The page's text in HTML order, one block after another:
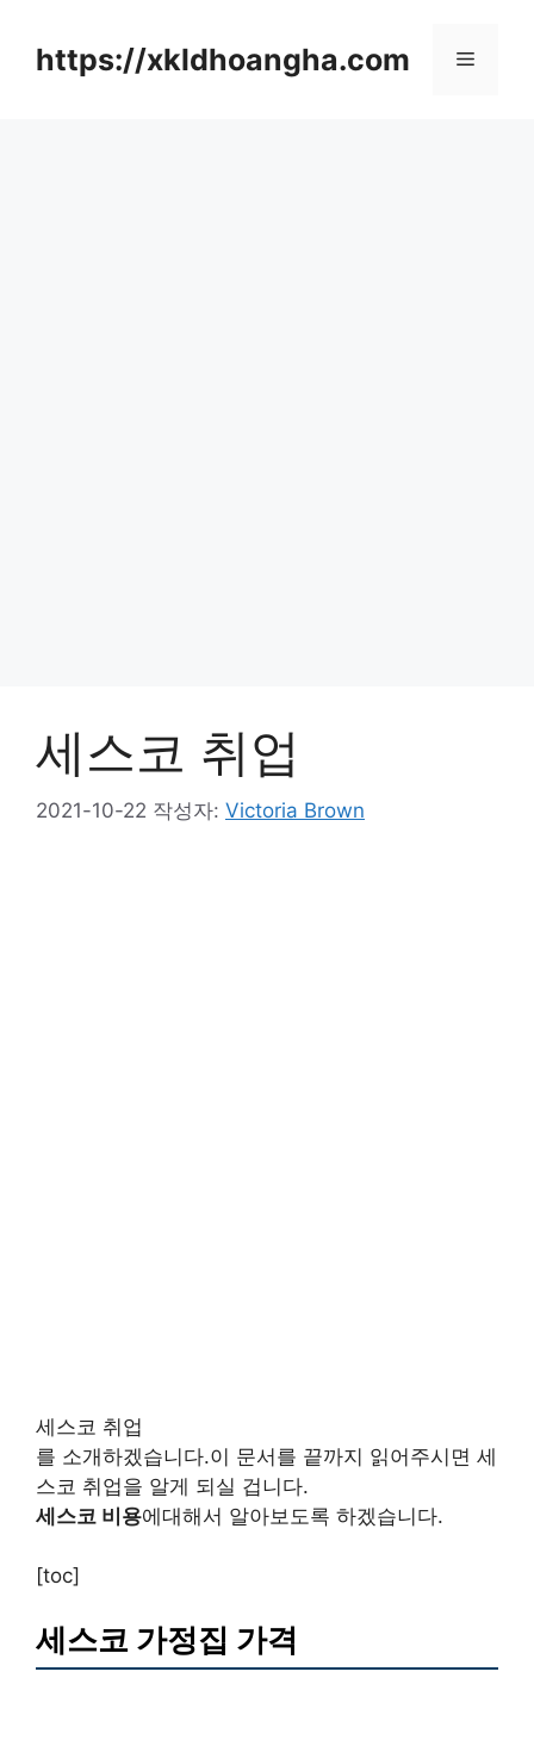
https://xkldhoangha.com 메
세스코 취업
2021-10-22 작성자: Victoria Brown
세스코 취업
를 소개하겠습니다.이 문서를 끝까지 읽어주시면 세
스코 취업을 알게 되실 겁니다.
세스코 비용에대해서 알아보도록 하겠습니다.
[toc]
세스코 가정집 가격